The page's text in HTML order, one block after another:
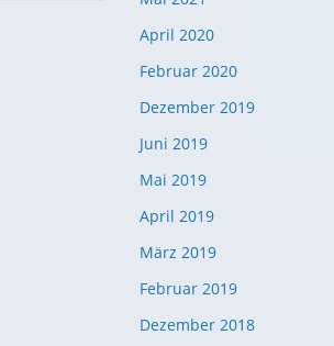
April 2020
Februar 2020
Dezember 2019
Juni 2019
Mai 2019
April 2019
März 2019
Februar 2019
Dezember 2018